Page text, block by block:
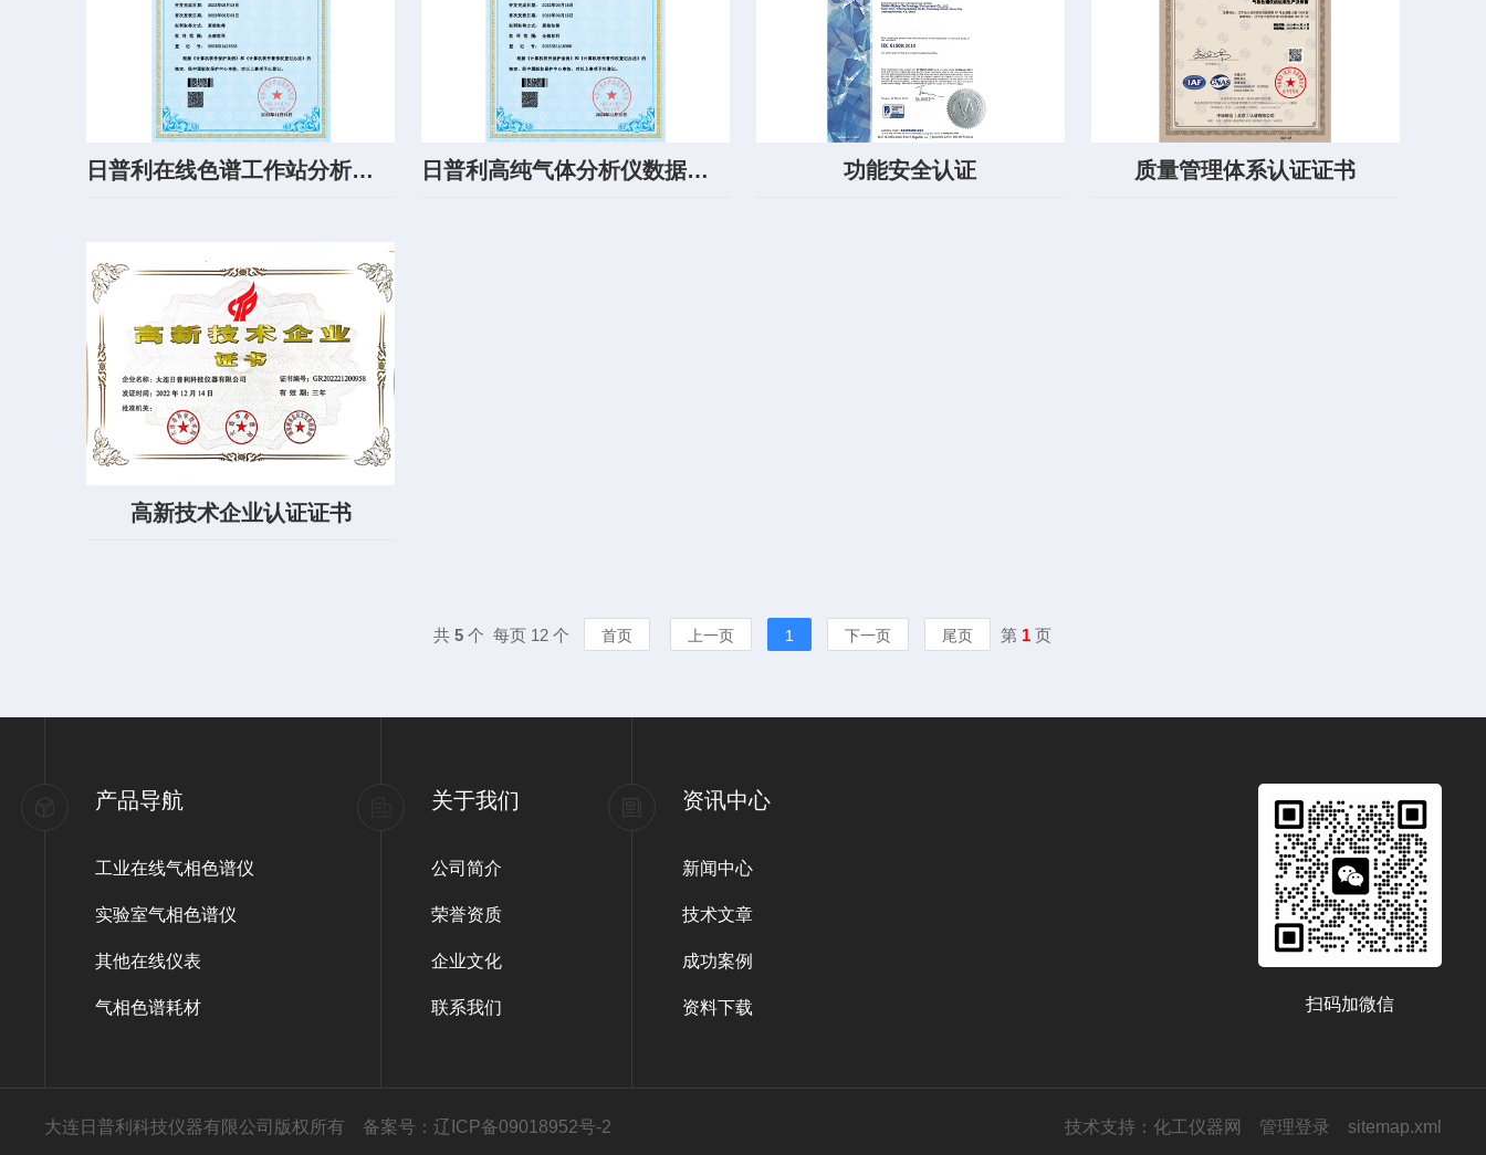
日普利在线色谱工作站分析软件V1.0 日普利高纯气体分析仪数据采集软件V1.0 功能安全认证 质量管理体系认证证书
高新技术企业认证证书
共5 个 每页 12 个 首页 上一页 1 下一页 尾页 第 1 页
产品导航
工业在线气相色谱仪
实验室气相色谱仪
其他在线仪表
气相色谱耗材
关于我们
公司简介
荣誉资质
企业文化
联系我们
资讯中心
新闻中心
技术文章
成功案例
资料下载 扫码加微信
大连日普利科技仪器有限公司版权所有 备案号：辽ICP备09018952号-2 技术支持： 化工仪器网 管理登录 sitemap.xml